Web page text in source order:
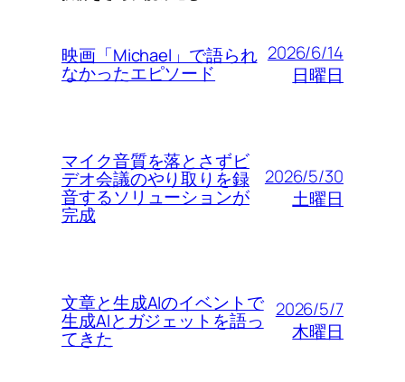
映画「Michael」で語られ
なかったエピソード
2026/6/14
日曜日
マイク音質を落とさずビ
デオ会議のやり取りを録
音するソリューションが
完成
2026/5/30
土曜日
文章と生成AIのイベントで
生成AIとガジェットを語っ
てきた
2026/5/7
木曜日